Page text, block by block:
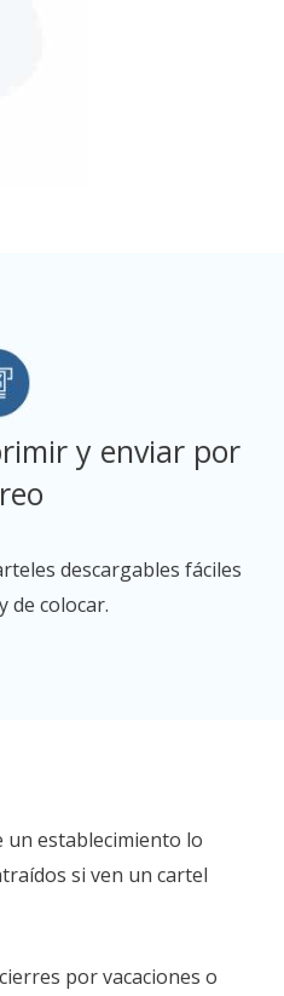
y enviar por
descargables fáciles
de colocar.
un establecimiento lo
si ven un cartel
por vacaciones o